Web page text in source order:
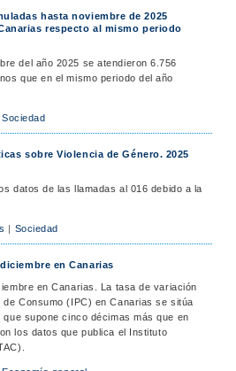
hasta noviembre de 2025
respecto al mismo periodo
del año 2025 se atendieron 6.756
que en el mismo periodo del año
Sociedad
sobre Violencia de Género. 2025
datos de las llamadas al 016 debido a la
| Sociedad
en Canarias
en Canarias. La tasa de variación
Consumo (IPC) en Canarias se sitúa
supone cinco décimas más que en
los datos que publica el Instituto